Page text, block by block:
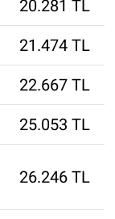
20.281 TL
21.474 TL
22.667 TL
25.053 TL
26.246 TL